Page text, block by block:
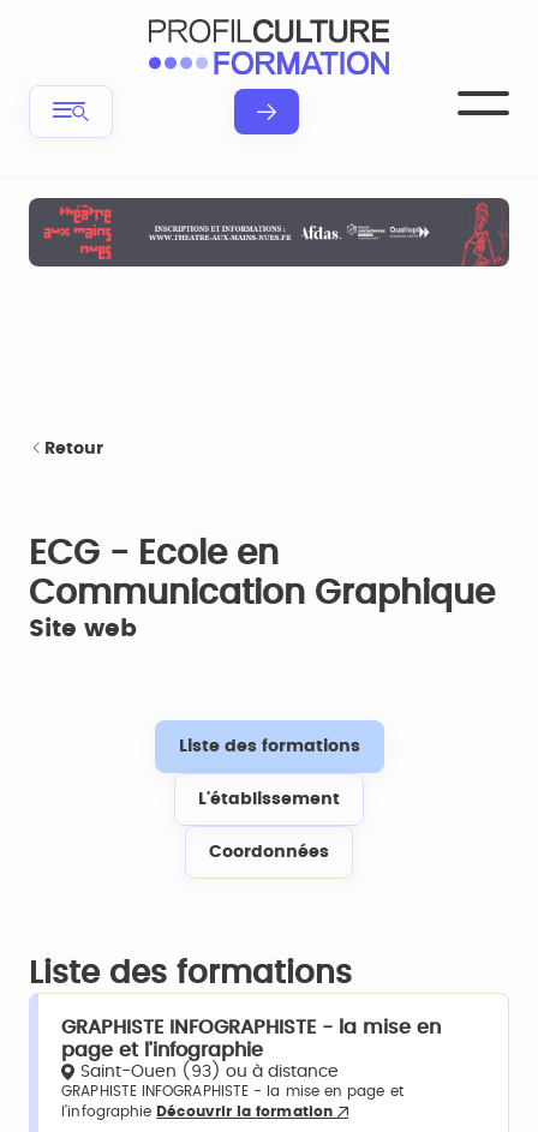
Retour
ECG - Ecole en
Communication Graphique
Site web
Liste des formations
L'établissement
Coordonnées
Liste des formations
GRAPHISTE INFOGRAPHISTE - la mise en
page et l’infographie
Saint-Ouen (93) ou à distance
GRAPHISTE INFOGRAPHISTE - la mise en page et
l’infographie Découvrir la formation